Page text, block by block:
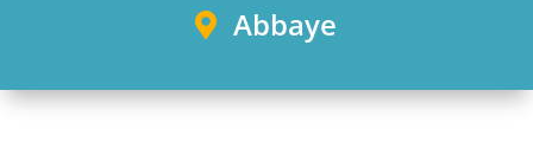
Abbaye